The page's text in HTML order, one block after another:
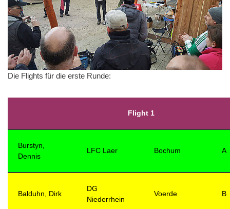
Die Flights für die erste Runde:
Flight 1
Burstyn,
Dennis
LFC Laer Bochum A
Balduhn, Dirk
DG
Niederrhein
Voerde B